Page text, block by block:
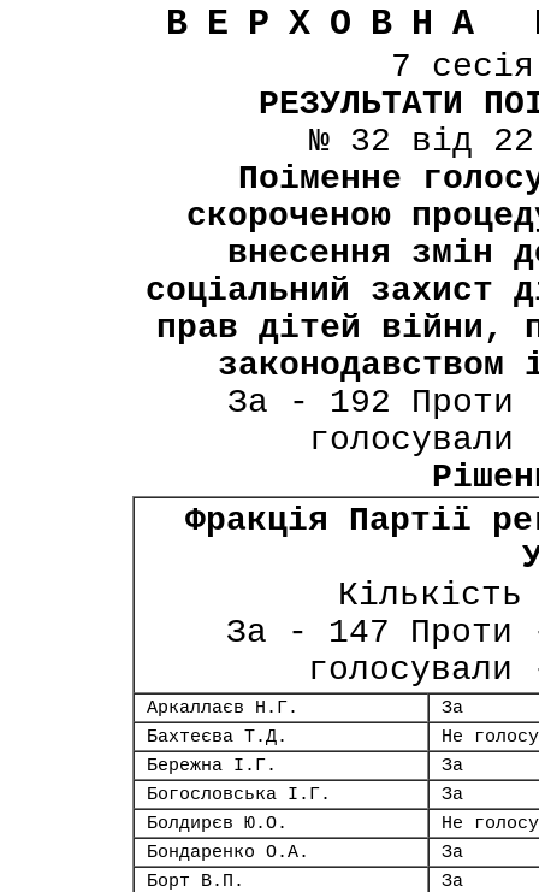
ВЕРХОВНА
7
РЕЗУЛЬТАТИ
№ 32 від
Поіменне
скороченою
внесення змін
соціальний захист
прав дітей війни,
За - 192 Проти
Фракція Партії
За - 147 Проти
Аркаллаєв Н.Г.
За
Бахтеєва Т.Д.
Не
Бережна І.Г.
За
Богословська І.Г.
За
Болдирєв Ю.О.
Не
Бондаренко О.А.
За
Борт В.П.
За